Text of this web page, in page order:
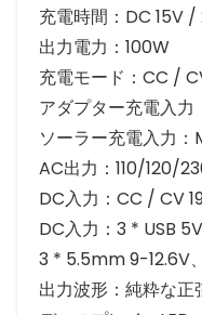
充電時間：DC 15V
出力電力：100W
充電モード：CC /
アダプター充電入力
ソーラー充電入力：
AC出力：110/120/
DC入力：CC / CV
DC入力：3 * USB
3 * 5.5mm 9-12.6V
出力波形：純粋な正